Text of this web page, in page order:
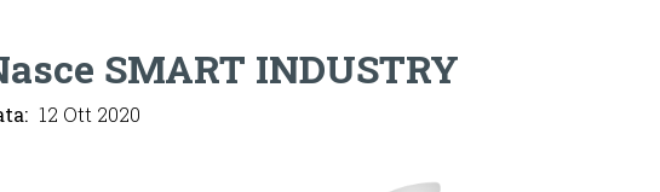
SMART INDUSTRY
12 Ott 2020